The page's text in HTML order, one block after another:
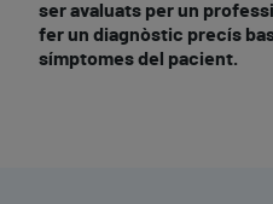
ser avaluats per un
fer un diagnòstic precís
símptomes del pacient.